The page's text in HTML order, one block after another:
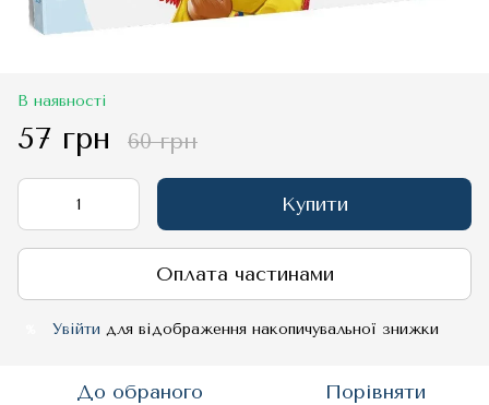
В наявності
57 грн 60 грн
Купити
Оплата частинами
Увійти для відображення накопичувальної знижки
До обраного Порівняти